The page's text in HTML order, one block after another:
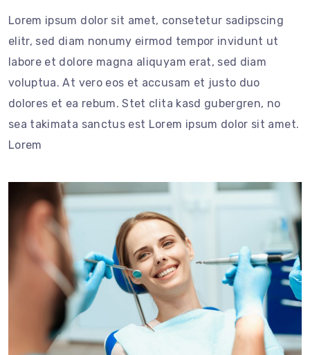
Lorem ipsum dolor sit amet, consetetur sadipscing
elitr, sed diam nonumy eirmod tempor invidunt ut
labore et dolore magna aliquyam erat, sed diam
voluptua. At vero eos et accusam et justo duo
dolores et ea rebum. Stet clita kasd gubergren, no
sea takimata sanctus est Lorem ipsum dolor sit amet.
Lorem